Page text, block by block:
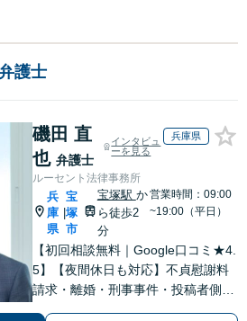
護士
磯田 直
也 弁護士
インタビュ
ーを見る
兵庫県
ルーセント法律事務所
兵
庫
県
|
宝
塚
市
宝塚駅 か
ら徒歩2
分
営業時間：09:00
~19:00（平日）
【初回相談無料｜Google口コミ★4.
5】【夜間休日も対応】不貞慰謝料
請求・離婚・刑事事件・投稿者側発